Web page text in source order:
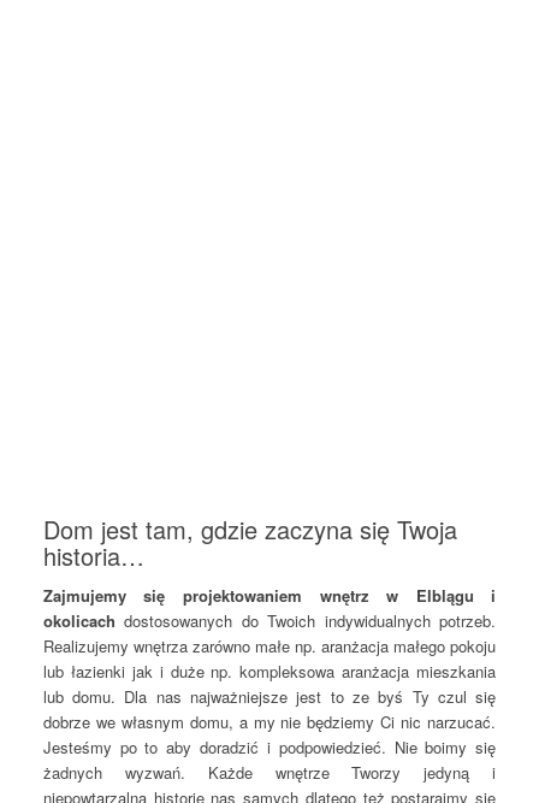
Dom jest tam, gdzie zaczyna się Twoja
historia…
Zajmujemy się projektowaniem wnętrz w Elblągu i
okolicach dostosowanych do Twoich indywidualnych potrzeb.
Realizujemy wnętrza zarówno małe np. aranżacja małego pokoju
lub łazienki jak i duże np. kompleksowa aranżacja mieszkania
lub domu. Dla nas najważniejsze jest to ze byś Ty czul się
dobrze we własnym domu, a my nie będziemy Ci nic narzucać.
Jesteśmy po to aby doradzić i podpowiedzieć. Nie boimy się
żadnych wyzwań. Każde wnętrze Tworzy jedyną i
niepowtarzalną historię nas samych dlatego też postarajmy się